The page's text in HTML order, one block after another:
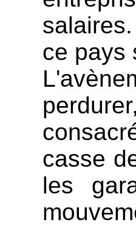
ce pays
casse
les